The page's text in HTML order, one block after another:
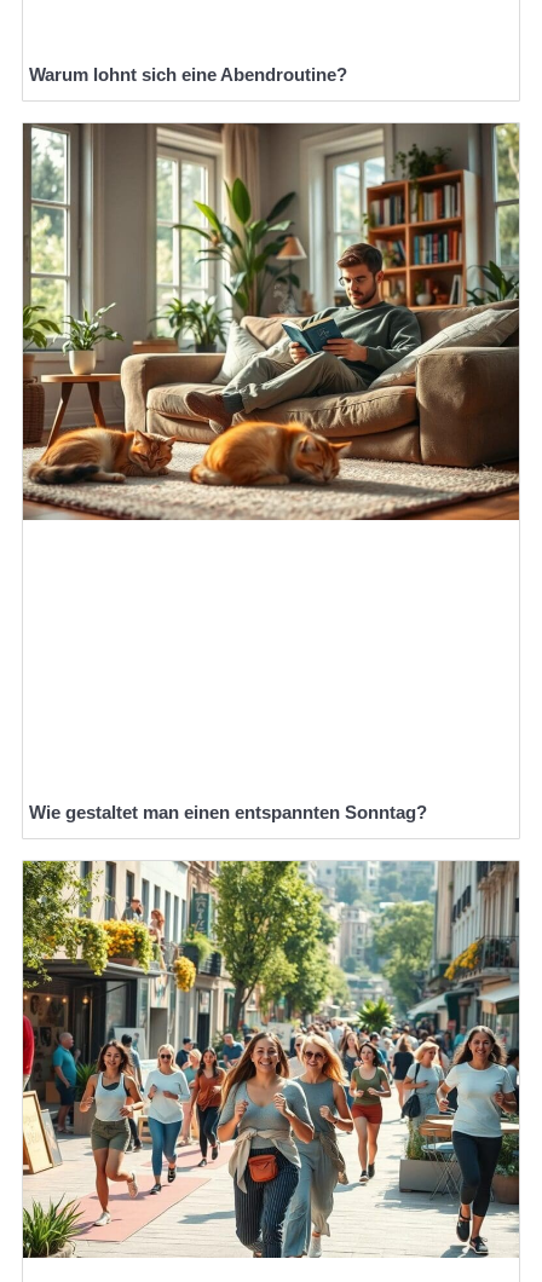
Warum lohnt sich eine Abendroutine?
Wie gestaltet man einen entspannten Sonntag?